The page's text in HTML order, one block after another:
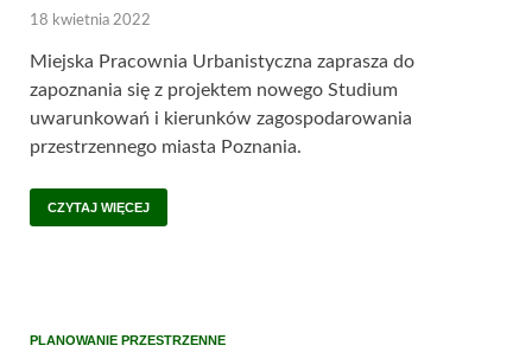
18 kwietnia 2022
Miejska Pracownia Urbanistyczna zaprasza do
zapoznania się z projektem nowego Studium
uwarunkowań i kierunków zagospodarowania
przestrzennego miasta Poznania.
CZYTAJ WIĘCEJ
PLANOWANIE PRZESTRZENNE